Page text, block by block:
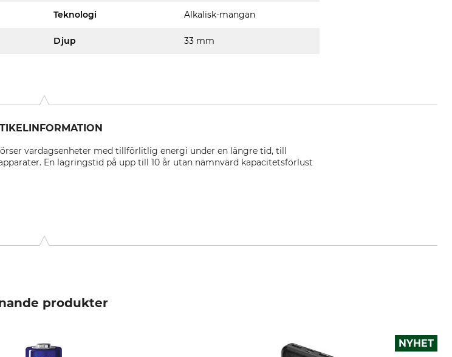
Teknologi Alkalisk-mangan
Djup 33 mm
vardagsenheter med tillförlitlig energi under en längre tid, till
En lagringstid på upp till 10 år utan nämnvärd kapacitetsförlust
produkter
NYHET